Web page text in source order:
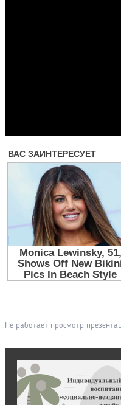
Не работает просмотр